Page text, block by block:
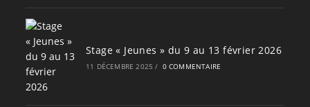
Stage « Jeunes » du 9 au 13 février 2026
11 DÉCEMBRE 2025 / 0 COMMENTAIRE